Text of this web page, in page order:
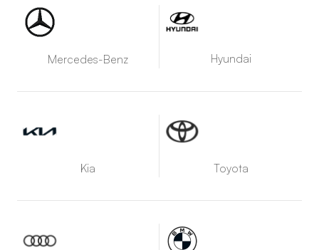
Mercedes-Benz Hyundai
Kia Toyota